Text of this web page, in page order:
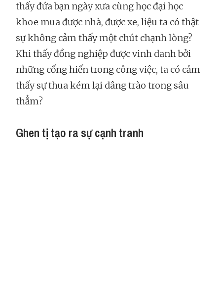
thấy đứa bạn ngày xưa cùng học đại học
khoe mua được nhà, được xe, liệu ta có thật
sự không cảm thấy một chút chạnh lòng?
Khi thấy đồng nghiệp được vinh danh bởi
những cống hiến trong công việc, ta có cảm
thấy sự thua kém lại dâng trào trong sâu
thẳm?
Ghen tị tạo ra sự cạnh tranh